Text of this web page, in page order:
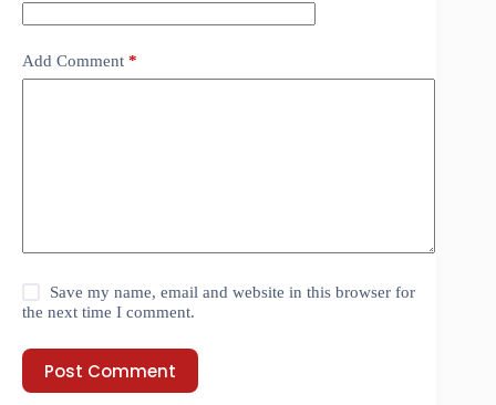
Add Comment *
Save my name, email and website in this browser for
the next time I comment.
Post Comment